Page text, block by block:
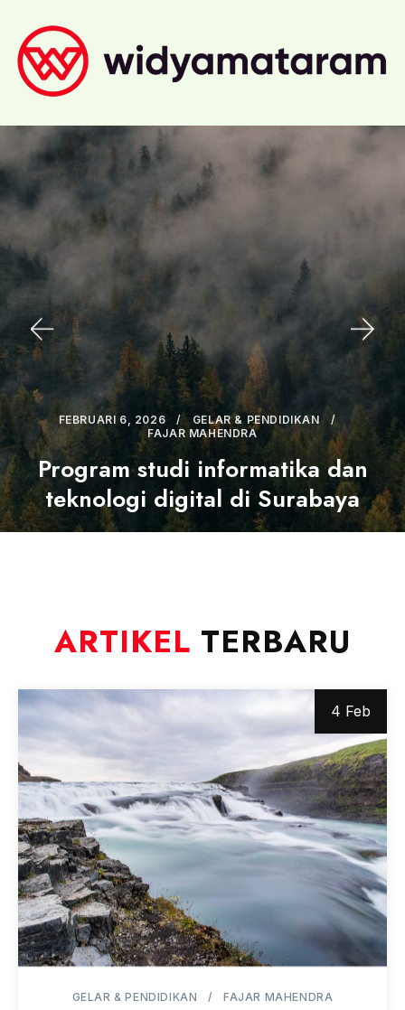
FEBRUARI 6, 2026
GELAR & PENDIDIKAN
FAJAR MAHENDRA
Program studi informatika dan
teknologi digital di Surabaya
ARTIKEL TERBARU
4 Feb
GELAR & PENDIDIKAN FAJAR MAHENDRA